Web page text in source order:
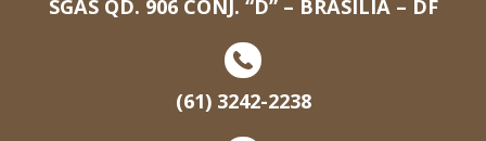
SGAS QD. 906 CONJ. “D” – BRASILIA – DF
(61) 3242-2238